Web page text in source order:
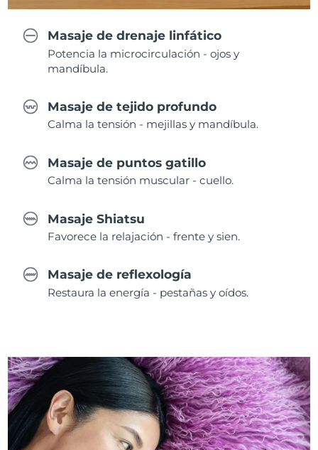
Masaje de drenaje linfático
Potencia la microcirculación - ojos y
mandíbula.
Masaje de tejido profundo
Calma la tensión - mejillas y mandíbula.
Masaje de puntos gatillo
Calma la tensión muscular - cuello.
Masaje Shiatsu
Favorece la relajación - frente y sien.
Masaje de reflexología
Restaura la energía - pestañas y oídos.